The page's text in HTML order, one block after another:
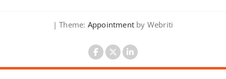
| Theme: Appointmentby Webriti